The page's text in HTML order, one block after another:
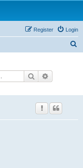
Login
Register
Search